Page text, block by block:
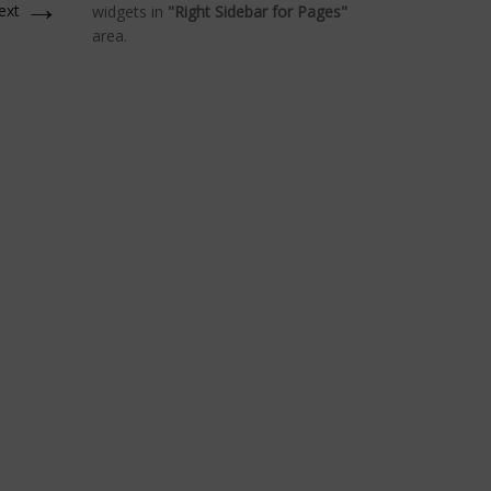
widgets in "Right Sidebar for Pages"
area.